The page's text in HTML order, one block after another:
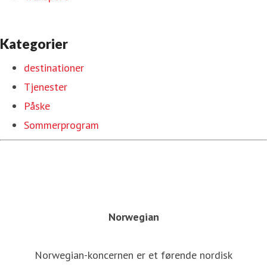
Kategorier
destinationer
Tjenester
Påske
Sommerprogram
Norwegian
Norwegian-koncernen er et førende nordisk